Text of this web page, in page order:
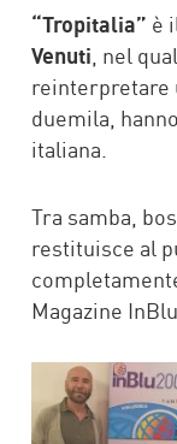
“Tropitalia” è
Venuti , nel
reinterpretare
duemila,
italiana.
Tra samba,
restituisce al
Magazine